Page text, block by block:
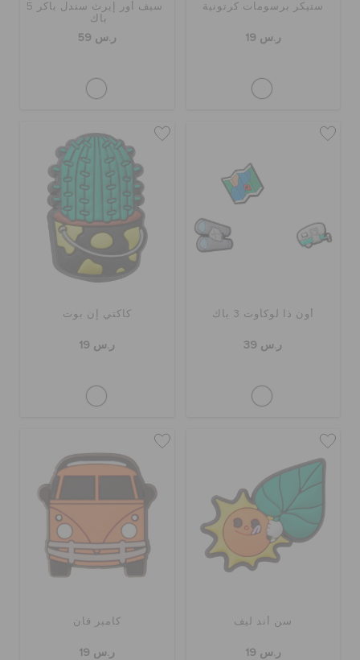
ستيكر برسومات كرتونية
ر.س 19
سيف أور إيرث سندل باكر 5
باك
ر.س 59
أون ذا لوكأوت 3 باك
ر.س 39
كاكتي إن بوت
ر.س 19
سن أند ليف
ر.س 19
كامبر فان
ر.س 19